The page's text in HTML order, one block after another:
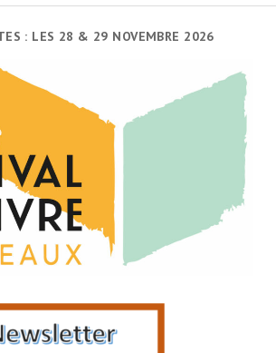
: LES 28 & 29 NOVEMBRE 2026